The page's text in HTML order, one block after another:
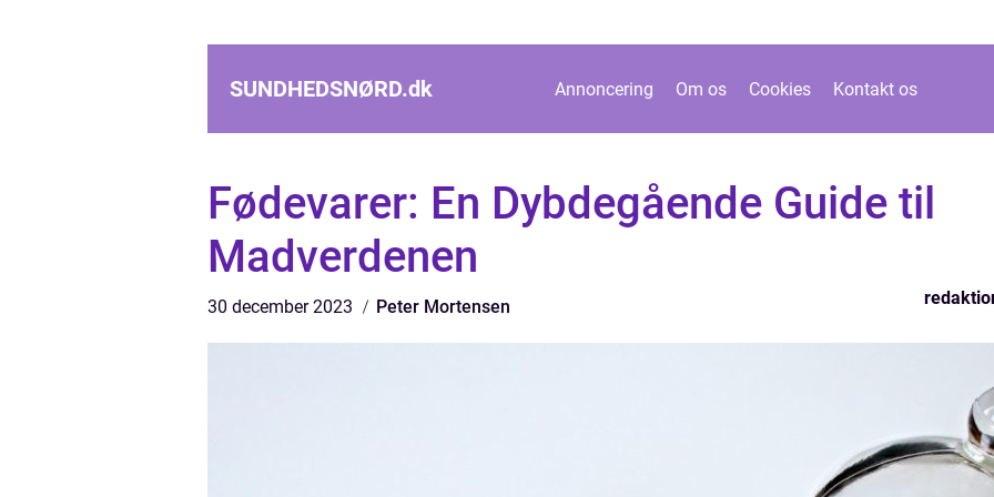
SUNDHEDSNØRD.dk Annoncering Om os Cookies Kontakt os
Fødevarer: En Dybdegående Guide til
Madverdenen
30 december 2023 Peter Mortensen